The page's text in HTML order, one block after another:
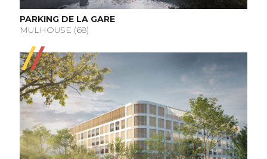
PARKING DE LA GARE
MULHOUSE (68)